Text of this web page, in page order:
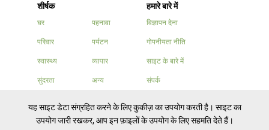
शीर्षक
घर
परिवार
स्वास्थ्य
सुंदरता
पहनावा
पर्यटन
व्यापार
अन्य
हमारे बारे में
विज्ञापन देना
गोपनीयता नीति
साइट के बारे में
संपर्क
यह साइट डेटा संग्रहित करने के लिए कुकीज़ का उपयोग करती है। साइट का
उपयोग जारी रखकर, आप इन फ़ाइलों के उपयोग के लिए सहमति देते हैं।